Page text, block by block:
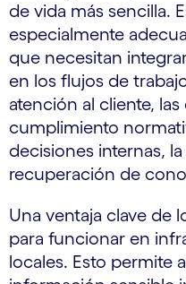
de vida más sencilla.
especialmente
que necesitan
en los flujos de
atención al cliente,
cumplimiento
decisiones internas,
recuperación de
Una ventaja clave de
para funcionar en
locales. Esto permite